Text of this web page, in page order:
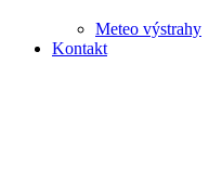
Meteo výstrahy
Kontakt